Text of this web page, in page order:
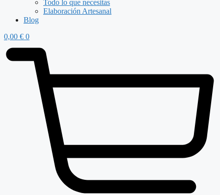
Todo lo que necesitas
Elaboración Artesanal
Blog
0,00 € 0